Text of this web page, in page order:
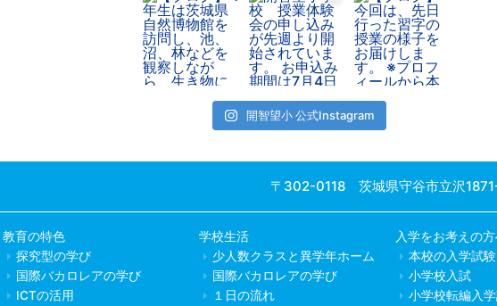
開智望小 公式Instagram
〒302-0118 茨城県守谷市立沢
教育の特色
探究型の学び
国際バカロレアの学び
ICTの活用
学校生活
少人数クラスと異学年ホーム
国際バカロレアの学び
１日の流れ
入学をお考えの
本校の入学試
小学校入試
小学校転編入